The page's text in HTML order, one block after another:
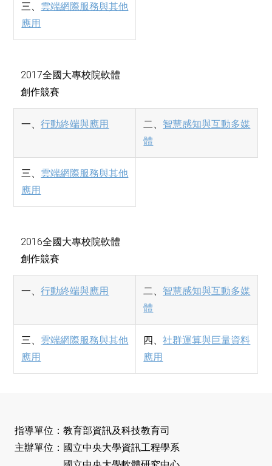
三、 雲端網際服務與其他
應用
2017全國大專校院軟體
創作競賽
一、行動終端與應用 二、 智慧感知與互動多媒
體
三、 雲端網際服務與其他
應用
2016全國大專校院軟體
創作競賽
一、行動終端與應用 二、 智慧感知與互動多媒
體
三、 雲端網際服務與其他
應用
四、社群運算與巨量資料
應用
指導單位：教育部資訊及科技教育司
主辦單位：國立中央大學資訊工程學系